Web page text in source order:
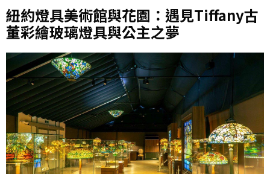
紐約燈具美術館與花園：遇見Tiffany古
董彩繪玻璃燈具與公主之夢